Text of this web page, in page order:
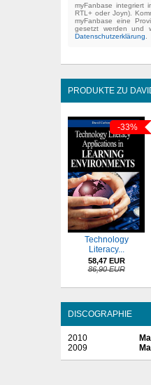
myFanbase integriert
RTL+ oder Joyn).
myFanbase eine
gesetzt werden und
Datenschutzerklärung
PRODUKTE ZU
-33%
Technology
Literacy...
58,47 EUR
86,90 EUR
DISCOGRAPHIE
2010
2009